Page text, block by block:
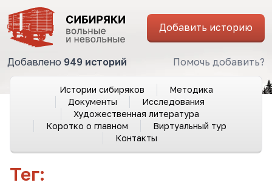
Добавить историю
Добавлено 949 историй Помочь добавить?
Истории сибиряков
Методика
Документы
Исследования
Художественная литература
Коротко о главном
Виртуальный тур
Контакты
Тег: